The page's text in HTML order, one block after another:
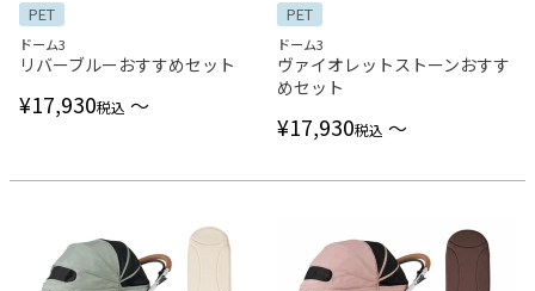
PET
ドーム3
リバーブルーおすすめセット
¥17,930税込 〜
PET
ドーム3
ヴァイオレットストーンおすす
めセット
¥17,930税込 〜